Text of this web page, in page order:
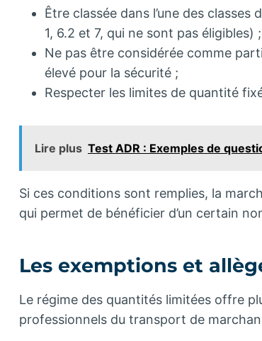
Être classée dans l’une des classes
1, 6.2 et 7, qui ne sont pas éligibles) ;
Ne pas être considérée comme
élevé pour la sécurité ;
Respecter les limites de quantité
Lire plus Test ADR : Exemples de
Si ces conditions sont remplies, la
qui permet de bénéficier d’un certain
Les exemptions et
Le régime des quantités limitées offre
professionnels du transport de